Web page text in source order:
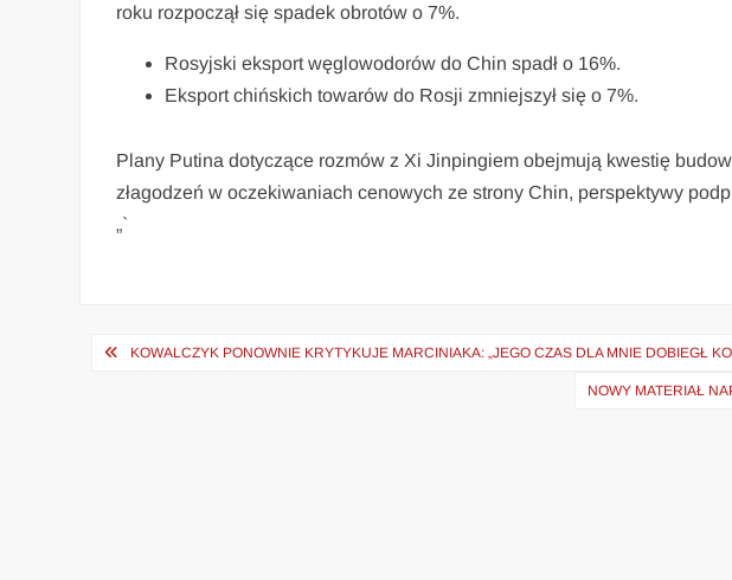
roku rozpoczął się spadek obrotów o 7%.
Rosyjski eksport węglowodorów do Chin spadł o 16%.
Eksport chińskich towarów do Rosji zmniejszył się o 7%.
Plany Putina dotyczące rozmów z Xi Jinpingiem obejmują kwestię
złagodzeń w oczekiwaniach cenowych ze strony Chin, perspektywy
„`
Nawigacja
KOWALCZYK PONOWNIE KRYTYKUJE MARCINIAKA: „JEGO CZAS DLA MNIE DOBIEGŁ
NOWY MATERIAŁ